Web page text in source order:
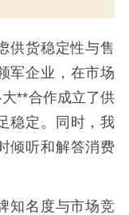
货稳定性与售
军企业，在市场
**合作成立了供
稳定。同时，我
倾听和解答消费
名度与市场竞